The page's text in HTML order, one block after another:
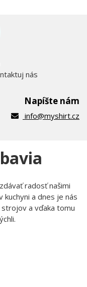
nás
Napíšte nám
info@myshirt.cz
radosť našimi
kuchyni a dnes je nás
a vďaka tomu